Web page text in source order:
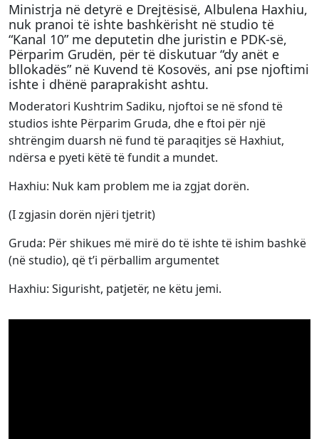
Ministrja në detyrë e Drejtësisë, Albulena Haxhiu,
nuk pranoi të ishte bashkërisht në studio të
“Kanal 10” me deputetin dhe juristin e PDK-së,
Përparim Grudën, për të diskutuar “dy anët e
bllokadës” në Kuvend të Kosovës, ani pse njoftimi
ishte i dhënë paraprakisht ashtu.
Moderatori Kushtrim Sadiku, njoftoi se në sfond të
studios ishte Përparim Gruda, dhe e ftoi për një
shtrëngim duarsh në fund të paraqitjes së Haxhiut,
ndërsa e pyeti këtë të fundit a mundet.
Haxhiu: Nuk kam problem me ia zgjat dorën.
(I zgjasin dorën njëri tjetrit)
Gruda: Për shikues më mirë do të ishte të ishim bashkë
(në studio), që t’i përballim argumentet
Haxhiu: Sigurisht, patjetër, ne këtu jemi.